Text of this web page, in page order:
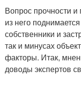
Вопрос прочности и
из него
собственники и
так и минусах
факторы. Итак,
доводы экспертов